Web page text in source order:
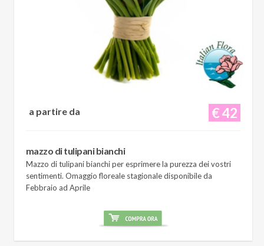
€ 42
a partire da
mazzo di tulipani bianchi
Mazzo di tulipani bianchi per esprimere la purezza dei vostri
sentimenti. Omaggio floreale stagionale disponibile da
Febbraio ad Aprile